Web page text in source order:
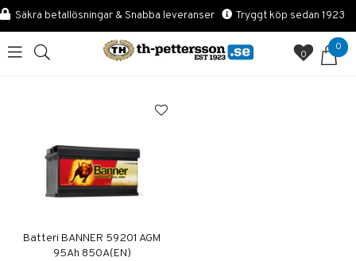
Säkra betallösningar & Snabba leveranser Tryggt köp sedan 1923
0
0
Batteri BANNER 59201 AGM
95Ah 850A(EN)